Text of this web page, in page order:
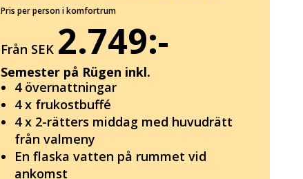
Pris per person i komfortrum
Från SEK 2.749:-
Semester på Rügen inkl.
4 övernattningar
4 x frukostbuffé
4 x 2-rätters middag med huvudrätt
från valmeny
En flaska vatten på rummet vid
ankomst